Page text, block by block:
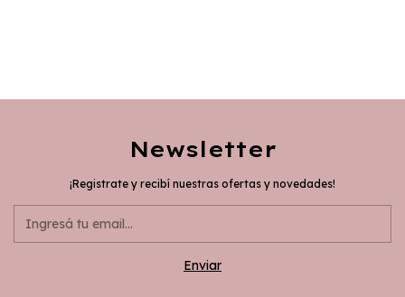
Newsletter
¡Registrate y recibí nuestras ofertas y novedades!